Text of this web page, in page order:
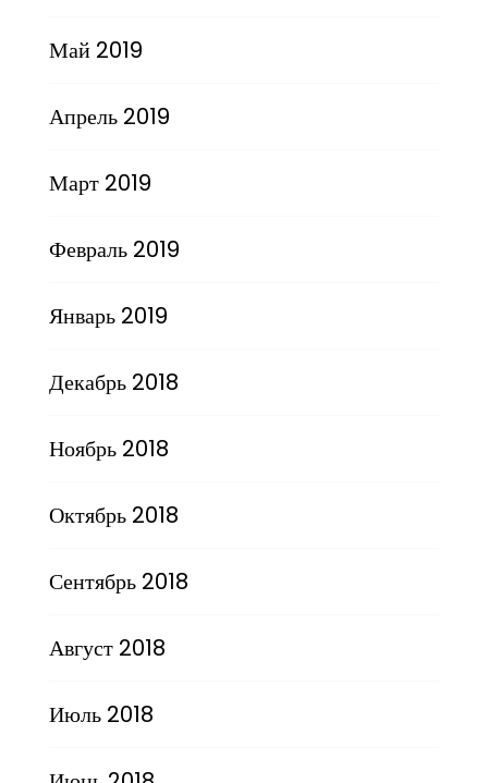
Май 2019
Апрель 2019
Март 2019
Февраль 2019
Январь 2019
Декабрь 2018
Ноябрь 2018
Октябрь 2018
Сентябрь 2018
Август 2018
Июль 2018